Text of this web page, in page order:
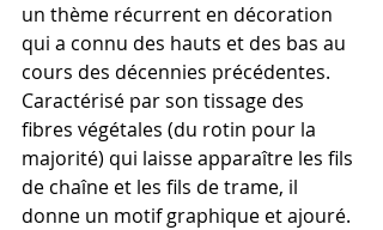
un thème récurrent en décoration
qui a connu des hauts et des bas au
cours des décennies précédentes.
Caractérisé par son tissage des
fibres végétales (du rotin pour la
majorité) qui laisse apparaître les fils
de chaîne et les fils de trame, il
donne un motif graphique et ajouré.